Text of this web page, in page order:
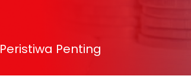
Peristiwa Penting